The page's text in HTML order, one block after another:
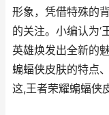
形象，凭借特殊的
的关注。小编认为‘
英雄焕发出全新的
蝙蝠侠皮肤的特点
这,王者荣耀蝙蝠侠